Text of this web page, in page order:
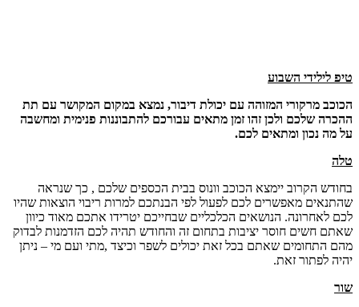
טיפ לילידי השבוע
הכוכב מרקורי המזוהה עם יכולת דיבור, נמצא במקום המקושר עם תת
ההכרה שלכם ולכן זהו זמן מתאים עבורכם להתבוננות פנימית ומחשבה
על מה נכון ומתאים לכם.
טלה
בחודש הקרוב יימצא הכוכב וונוס בבית הכספים שלכם , כך שנראה
שהתנאים מאפשרים לכם לפעול לפי הבנתכם למרות ריבוי הוצאות שהיו
לכם לאחרונה. הנושאים הכלכליים שבחייכם יטרידו אתכם מאוד כיוון
שאתם חשים חוסר יציבות בתחום זה והחודש תהיה לכם הזדמנות לבדוק
מהם התחומים שאתם בכל זאת יכולים לשפר וכיצד ,מתי ועם מי – ניתן
יהיה לפתור זאת.
שור